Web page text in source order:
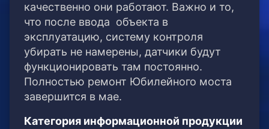
качественно они работают. Важно и то,
что после ввода объекта в
эксплуатацию, систему контроля
убирать не намерены, датчики будут
функционировать там постоянно.
Полностью ремонт Юбилейного моста
завершится в мае.
Категория информационной продукции